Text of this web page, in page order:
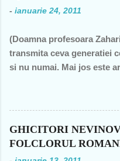
- ianuarie 24, 2011
(Doamna profesoara
transmita ceva generatiei
si nu numai. Mai jos este
partid- n-am fost decât
şi mi-a ajuns şi pentru
GHICITORI
FOLCLORUL